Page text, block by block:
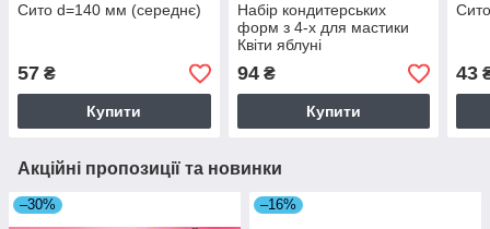
Сито d=140 мм (середнє)
57 ₴
Купити
Набір кондитерських
форм з 4-х для мастики
Квіти яблуні
94₴
Купити
43
Акційні пропозиції та новинки
–30% –16%